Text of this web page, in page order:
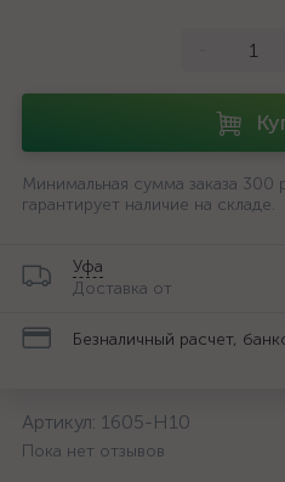
Минимальная сумма заказа 300
гарантирует наличие на складе.
Уфа
Доставка от
Безналичный расчет,
Артикул: 1605-H10
Пока нет отзывов